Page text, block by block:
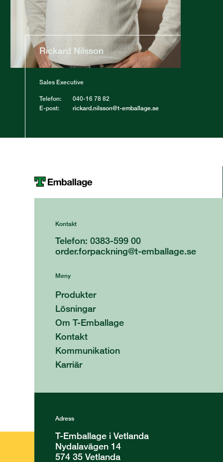
Rickard Nilsson
Sales Executive
Telefon:
040-16 78 82
E-post:
rickard.nilsson@t-emballage.se
Kontakt
Telefon: 0383-599 00
order.forpackning@t-emballage.se
Meny
Produkter
Lösningar
Om T-Emballage
Kontakt
Kommunikation
Karriär
Adress
T-Emballage i Vetlanda
Nydalavägen 14
574 35 Vetlanda